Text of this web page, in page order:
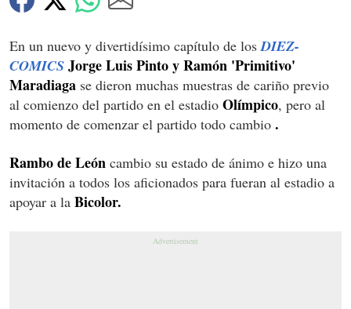
En un nuevo y divertidísimo capítulo de los DIEZ-
COMICS Jorge Luis Pinto y Ramón 'Primitivo'
Maradiaga se dieron muchas muestras de cariño previo
al comienzo del partido en el estadio Olímpico, pero al
momento de comenzar el partido todo cambio .
Rambo de León cambio su estado de ánimo e hizo una
invitación a todos los aficionados para fueran al estadio a
apoyar a la Bicolor.